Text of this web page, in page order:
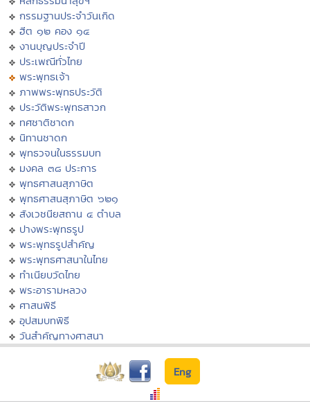
กรรมฐานประจำวันเกิด
ฮีต ๑๒ คอง ๑๔
งานบุญประจำปี
ประเพณีทั่วไทย
พระพุทธเจ้า
ภาพพระพุทธประวัติ
ประวัติพระพุทธสาวก
ทศชาติชาดก
นิทานชาดก
พุทธวจนในธรรมบท
มงคล ๓๘ ประการ
พุทธศาสนสุภาษิต
พุทธศาสนสุภาษิต ๖๒๑
สังเวชนียสถาน ๔ ตำบล
ปางพระพุทธรูป
พระพุทธรูปสำคัญ
พระพุทธศาสนาในไทย
ทำเนียบวัดไทย
พระอารามหลวง
ศาสนพิธี
อุปสมบทพิธี
วันสำคัญทางศาสนา
Eng